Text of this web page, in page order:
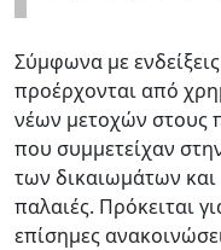
Σύμφωνα με
προέρχονται από
νέων μετοχών στους
που συμμετείχαν
των δικαιωμάτων και
παλαιές. Πρόκειται
επίσημες